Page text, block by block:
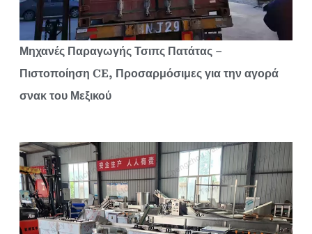
Μηχανές Παραγωγής Τσιπς Πατάτας –
Πιστοποίηση CE, Προσαρμόσιμες για την αγορά
σνακ του Μεξικού